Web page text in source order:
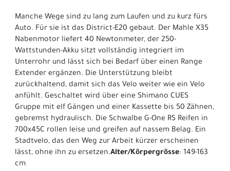
Manche Wege sind zu lang zum Laufen und zu kurz fürs
Auto. Für sie ist das District-E20 gebaut. Der Mahle X35
Nabenmotor liefert 40 Newtonmeter, der 250-
Wattstunden-Akku sitzt vollständig integriert im
Unterrohr und lässt sich bei Bedarf über einen Range
Extender ergänzen. Die Unterstützung bleibt
zurückhaltend, damit sich das Velo weiter wie ein Velo
anfühlt. Geschaltet wird über eine Shimano CUES
Gruppe mit elf Gängen und einer Kassette bis 50 Zähnen,
gebremst hydraulisch. Die Schwalbe G-One RS Reifen in
700x45C rollen leise und greifen auf nassem Belag. Ein
Stadtvelo, das den Weg zur Arbeit kürzer erscheinen
lässt, ohne ihn zu ersetzen.Alter/Körpergrösse: 149-163
cm